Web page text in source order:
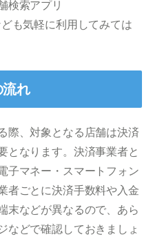
検索アプリ
ども気軽に利用してみては
の流れ
際、対象となる店舗は決済
となります。決済事業者と
子マネー・スマートフォン
者ごとに決済手数料や入金
末などが異なるので、あら
などで確認しておきましょ